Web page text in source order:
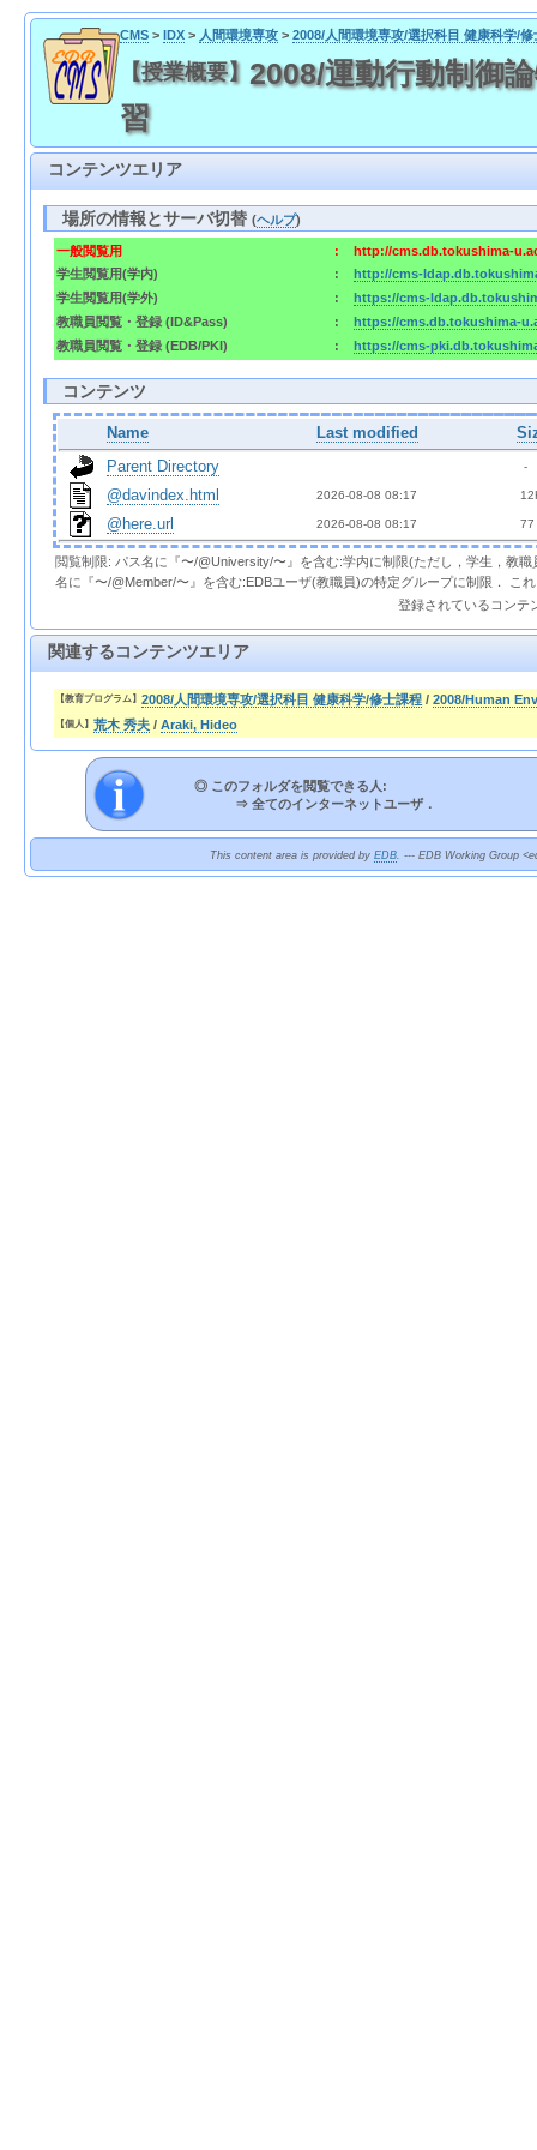
CMS> IDX> 人間環境専攻> 2008/人間環境専攻/選択科目 健康科学/修
【授業概要】 2008/運動行動制御
習
コンテンツエリア
場所の情報とサーバ切替(ヘルプ)
一般閲覧用 :
http://cms.db.tokushima-
学生閲覧用(学内)
:
http://cms-
学生閲覧用(学外)
:
https://cms-
教職員閲覧・登録 (ID&Pass)
:
https://cms.db.tokushima-
教職員閲覧・登録 (EDB/PKI)
: https://cms-
コンテンツ
Name Last modified
Parent Directory
  -
@davindex.html 2026-08-08 08:17
@here.url 2026-08-08 08:17 77
閲覧制限: パス名に『〜/@University/〜』を含む:学内に制限(ただし，学生，教
名に『〜/@Member/〜』を含む:EDBユーザ(教職員)の特定グループに制限． こ
登録されているコンテ
関連するコンテンツエリア
【教育プログラム】 2008/人間環境専攻/選択科目 健康科学/修士課程 / 2008/Human
【個人】 荒木 秀夫 / Araki, Hideo
◎ このフォルダを閲覧できる人:
⇒ 全てのインターネットユーザ．
This content area is provided by EDB. --- EDB Working Group